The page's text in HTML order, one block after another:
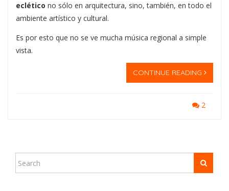
eclético no sólo en arquitectura, sino, también, en todo el
ambiente artístico y cultural.
Es por esto que no se ve mucha música regional a simple
vista.
CONTINUE READING
2